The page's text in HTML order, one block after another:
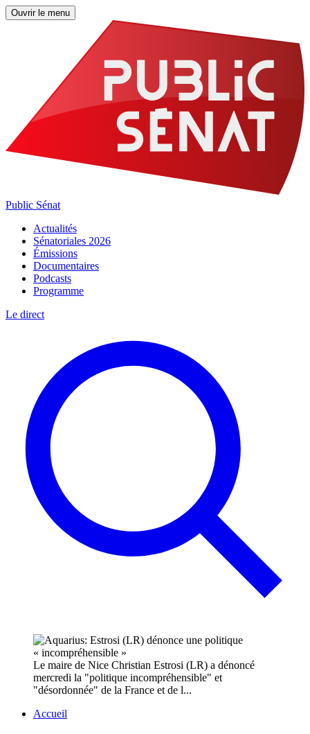
Ouvrir le menu
Public Sénat
Actualités
Sénatoriales 2026
Émissions
Documentaires
Podcasts
Programme
Le direct
Le maire de Nice Christian Estrosi (LR) a dénoncé
mercredi la "politique incompréhensible" et
"désordonnée" de la France et de l...
Accueil